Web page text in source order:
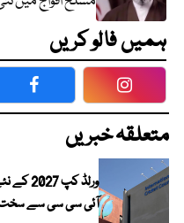
ہمیں فالو کریں
Facebook
متعلقہ خبریں
ورلڈ
آئی سی سی سے سخت